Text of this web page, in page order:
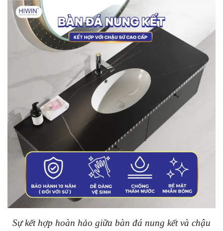
Sự kết hợp hoàn hảo giữa bàn đá nung kết và chậu